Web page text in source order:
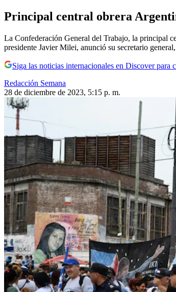
Principal central obrera
La Confederación General del Trabajo, la principal
presidente Javier Milei, anunció su secretario
Siga las noticias internacionales en Discover para
Redacción Semana
28 de diciembre de 2023, 5:15 p. m.